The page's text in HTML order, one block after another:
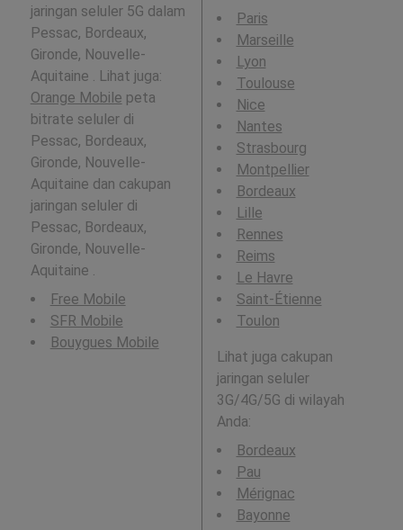
jaringan seluler 5G dalam
Pessac, Bordeaux,
Gironde, Nouvelle-
Aquitaine . Lihat juga:
Orange Mobile peta
bitrate seluler di
Pessac, Bordeaux,
Gironde, Nouvelle-
Aquitaine dan cakupan
jaringan seluler di
Pessac, Bordeaux,
Gironde, Nouvelle-
Aquitaine .
Free Mobile
SFR Mobile
Bouygues Mobile
Paris
Marseille
Lyon
Toulouse
Nice
Nantes
Strasbourg
Montpellier
Bordeaux
Lille
Rennes
Reims
Le Havre
Saint-Étienne
Toulon
Lihat juga cakupan
jaringan seluler
3G/4G/5G di wilayah
Anda:
Bordeaux
Pau
Mérignac
Bayonne